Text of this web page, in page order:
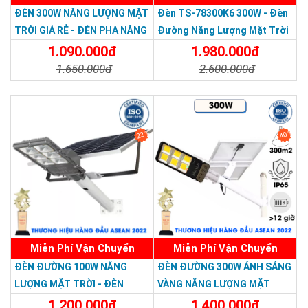
An tâm mua hàng với phiếu bảo hành chính
hãng
ĐÈN 300W NĂNG LƯỢNG MẶT
TRỜI GIÁ RẺ - ĐÈN PHA NĂNG
LƯỢNG MẶT TRỜI 300W MẪU
1.090.000đ
1.650.000đ
Đèn TS-78300K6 300W - Đèn
Đường Năng Lượng Mặt Trời
300W TS-78300K6 - Solar
Light 300W
1.980.000đ
2.600.000đ
22%
Miễn Phí Vận Chuyển
ĐÈN ĐƯỜNG 100W NĂNG
LƯỢNG MẶT TRỜI - ĐÈN
ĐƯỜNG NĂNG LƯỢNG MẶT
40%
Miễn Phí Vận Chuyển
ĐÈN ĐƯỜNG 300W ÁNH SÁNG
VÀNG NĂNG LƯỢNG MẶT
TRỜI - Solar Light 300W